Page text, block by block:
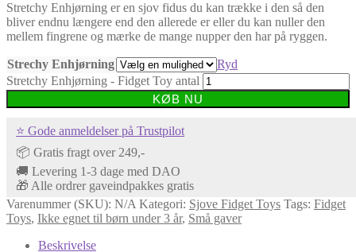
Stretchy Enhjørning er en sjov fidus du kan trække i den så den
bliver endnu længere end den allerede er eller du kan nuller den
mellem fingrene og mærke de mange nupper den har på ryggen.
Strechy Enhjørning
Ryd
Stretchy Enhjørning - Fidget Toy antal
KØB NU
⭐ Gode anmeldelser på Trustpilot
📦 Gratis fragt over 249,-
🚚 Levering 1-3 dage med DAO
🎁 Alle ordrer gaveindpakkes gratis
Varenummer (SKU): N/A Kategori: Sjove Fidget Toys Tags: Fidget
Toys, Ikke egnet til børn under 3 år, Små gaver
Beskrivelse